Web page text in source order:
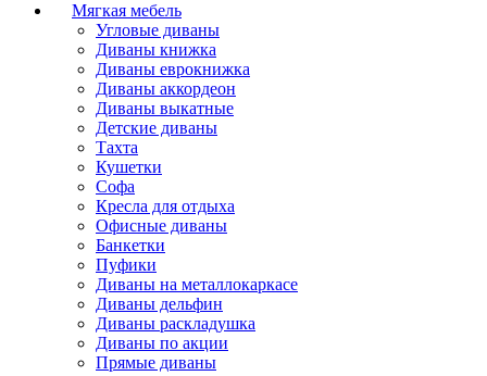
Мягкая мебель
Угловые диваны
Диваны книжка
Диваны еврокнижка
Диваны аккордеон
Диваны выкатные
Детские диваны
Тахта
Кушетки
Софа
Кресла для отдыха
Офисные диваны
Банкетки
Пуфики
Диваны на металлокаркасе
Диваны дельфин
Диваны раскладушка
Диваны по акции
Прямые диваны